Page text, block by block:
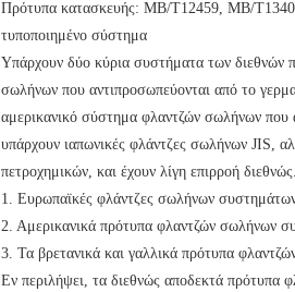
Πρότυπα κατασκευής: ΜΒ/T12459, ΜΒ/
τυποποιημένο σύστημα
Υπάρχουν δύο κύρια συστήματα των
σωλήνων που αντιπροσωπεύονται από το
αμερικανικό σύστημα φλαντζών σωλήνων που
υπάρχουν ιαπωνικές φλάντζες σωλήνων JIS,
πετροχημικών, και έχουν λίγη επιρροή
1. Ευρωπαϊκές φλάντζες σωλήνων
2. Αμερικανικά πρότυπα φλαντζών σωλήνων
3. Τα βρετανικά και γαλλικά πρότυπα
Εν περιλήψει, τα διεθνώς αποδεκτά